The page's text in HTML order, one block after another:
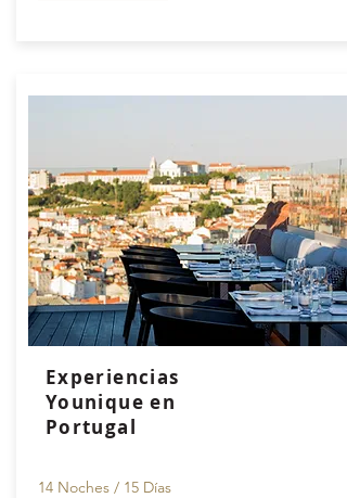
Experiencias
Younique en
Portugal
14 Noches / 15 Días